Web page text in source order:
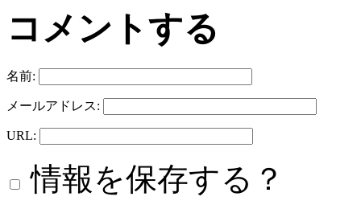
コメントする
名前:
メールアドレス:
URL:
情報を保存する？